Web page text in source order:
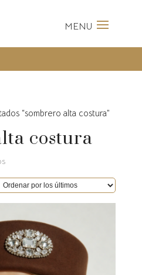
a partir de 100
“sombrero alta costura”
costura
Ordenado
por
los